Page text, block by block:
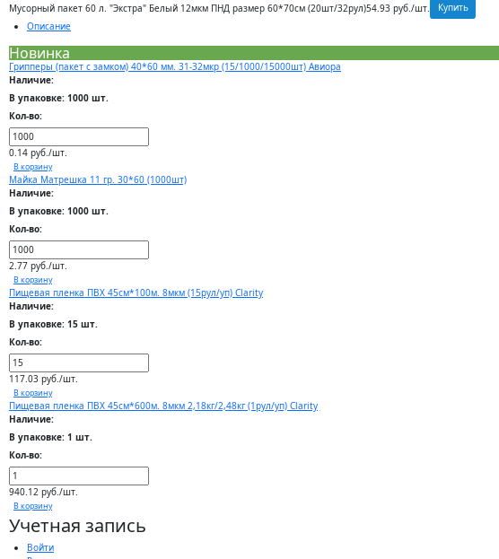
Мусорный пакет 60 л. "Экстра" Белый 12мкм ПНД размер 60*70см (20шт/32рул)54.93 руб./шт.
Купить
Описание
Новинка
Грипперы (пакет с замком) 40*60 мм. 31-32мкр (15/1000/15000шт) Авиора
Наличие:
В упаковке: 1000 шт.
Кол-во:
0.14 руб./шт.
В корзину
Майка Матрешка 11 гр. 30*60 (1000шт)
Наличие:
В упаковке: 1000 шт.
Кол-во:
2.77 руб./шт.
В корзину
Пищевая пленка ПВХ 45см*100м. 8мкм (15рул/уп) Clarity
Наличие:
В упаковке: 15 шт.
Кол-во:
117.03 руб./шт.
В корзину
Пищевая пленка ПВХ 45см*600м. 8мкм 2,18кг/2,48кг (1рул/уп) Clarity
Наличие:
В упаковке: 1 шт.
Кол-во:
940.12 руб./шт.
В корзину
Учетная запись
Войти